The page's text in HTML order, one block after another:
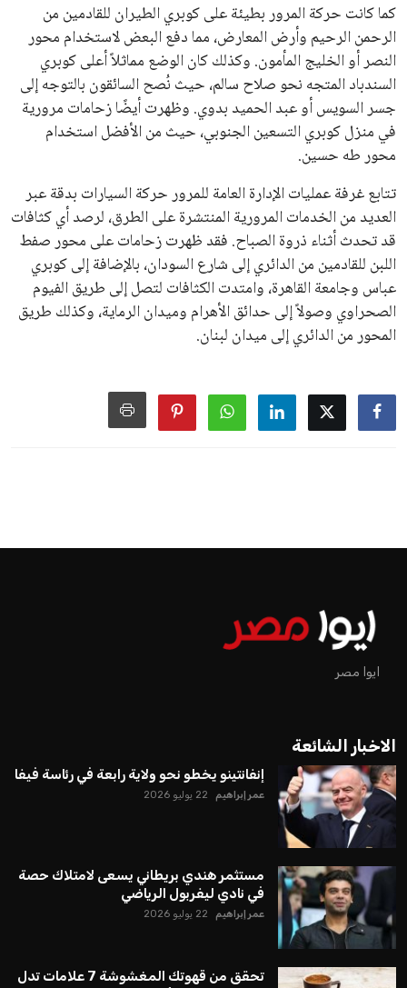
كما كانت حركة المرور بطيئة على كوبري الطيران للقادمين من
الرحمن الرحيم وأرض المعارض، مما دفع البعض لاستخدام محور
النصر أو الخليج المأمون. وكذلك كان الوضع مماثلاً أعلى كوبري
السندباد المتجه نحو صلاح سالم، حيث نُصح السائقون بالتوجه إلى
جسر السويس أو عبد الحميد بدوي. وظهرت أيضًا زحامات مرورية
في منزل كوبري التسعين الجنوبي، حيث من الأفضل استخدام
محور طه حسين.
تتابع غرفة عمليات الإدارة العامة للمرور حركة السيارات بدقة عبر
العديد من الخدمات المرورية المنتشرة على الطرق، لرصد أي كثافات
قد تحدث أثناء ذروة الصباح. فقد ظهرت زحامات على محور صفط
اللبن للقادمين من الدائري إلى شارع السودان، بالإضافة إلى كوبري
عباس وجامعة القاهرة، وامتدت الكثافات لتصل إلى طريق الفيوم
الصحراوي وصولاً إلى حدائق الأهرام وميدان الرماية، وكذلك طريق
المحور من الدائري إلى ميدان لبنان.
إنفانتينو يخطو نحو ولاية رابعة في
عمر إبراهيم منذ 16 أيام
يبدو أن السويسري جياني إنفانتينو في طريقه للاحتفاظ بمنصبه
كرئيس للاتحاد الدولي لكرة القدم “فيفا” لفترة رابعة، بعد أن حصل